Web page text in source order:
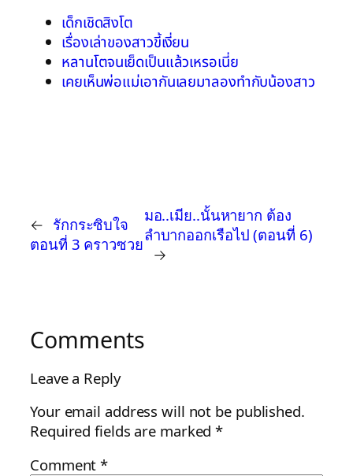
เด็กเชิดสิงโต
เรื่องเล่าของสาวขี้เงี่ยน
หลานโตจนเย็ดเป็นแล้วเหรอเนี่ย
เคยเห็นพ่อแม่เอากันเลยมาลองทำกับน้องสาว
← รักกระซิบใจ
ตอนที่ 3 คราวซวย
มอ..เมีย..นั้นหายาก ต้อง
ลำบากออกเรือไป (ตอนที่ 6)
→
Comments
Leave a Reply
Your email address will not be published.
Required fields are marked*
Comment*